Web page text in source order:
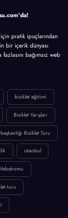
pratik ipuçlarından
bir içerik dünyası
bağımsız web
bisiklet eğitimi
Bisiklet Yarışları
Bisiklet Turu
istanbul
turu